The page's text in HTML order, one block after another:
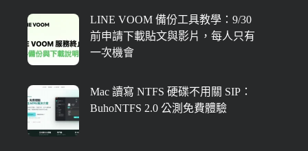
LINE VOOM 備份工具教學：9/30
前申請下載貼文與影片，每人只有
一次機會
Mac 讀寫 NTFS 硬碟不用關 SIP：
BuhoNTFS 2.0 公測免費體驗